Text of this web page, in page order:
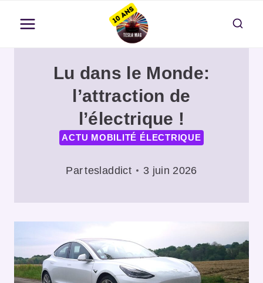
contenu
Lu dans le Monde:
l’attraction de
l’électrique !
ACTU MOBILITÉ ÉLECTRIQUE
Partesladdict 3 juin 2026